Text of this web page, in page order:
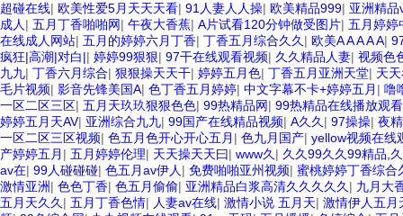
超碰在线| 欧美性爱5月天天天看| 91人妻人人操| 欧美精品999| 亚洲精品
成人 | 五月丁香啪啪网| 午夜大香蕉| A片试看120分钟做受图片| 五月婷婷
在线成人网站| 五月的婷婷六月丁香| 丁香五月综合久久 | 欧美A A A A A|
疯狂|高潮|对白|| 婷婷99狠狠| 97干在线观看视频| 久久精品人妻| 视频色
九九| 丁香六月综合| 狠狠操天天干| 婷婷五月色| 丁香五月亚洲天堂| 天
毛片视频| 影音先锋美国A| 色丁香五月婷婷| 中文字幕不卡+婷婷五月 | 噜
一区二区三区| 五月天玖玖狠狠色色| 99热精品网| 99热精品在线播放观看
婷婷五月天AV| 亚洲综合九九| 99国产在线精品视频| A久久 | 97操操| 夜
一区二区三区视频| 色五月色开心开心五月 | 色九月国产| yellow视频在线
产婷婷五月 | 五月婷婷伦理| 天天操天天曰| www久 | 久久99久久99精品,
av在| 99人碰碰碰| 色五月av伊人 | 免费啪啪亚州视频| 蜜桃婷婷丁香综合
激情亚洲| 色色丁香| 色五月偷偷| 亚洲精品白浆高清久久久久久 | 九月大
五月天久久 | 五月丁香色情| 人妻av在线| 激情小说 五月天| 激情伊人五月